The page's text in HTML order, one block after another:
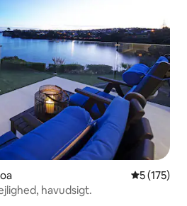
5 ud af 5 i
5 (175)
havudsigt.